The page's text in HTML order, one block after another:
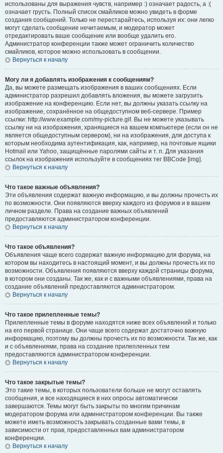
использованы для выражения чувств, например :) означает радость, а :(
означает грусть. Полный список смайликов можно увидеть в форме
создания сообщений. Только не перестарайтесь, используя их: они легко
могут сделать сообщение нечитаемым, и модератор может
отредактировать ваше сообщение или вообще удалить его.
Администратор конференции также может ограничить количество
смайликов, которое можно использовать в сообщении.
Вернуться к началу
Могу ли я добавлять изображения к сообщениям?
Да, вы можете размещать изображения в ваших сообщениях. Если
администратор разрешил добавлять вложения, вы можете загрузить
изображение на конференцию. Если нет, вы должны указать ссылку на
изображение, сохранённое на общедоступном веб-сервере. Пример
ссылки: http://www.example.com/my-picture.gif. Вы не можете указывать
ссылку ни на изображения, хранящиеся на вашем компьютере (если он не
является общедоступным сервером), ни на изображения, для доступа к
которым необходима аутентификация, как, например, на почтовые ящики
Hotmail или Yahoo, защищённые паролями сайты и т. п. Для указания
ссылок на изображения используйте в сообщениях тег BBCode [img].
Вернуться к началу
Что такое важные объявления?
Эти объявления содержат важную информацию, и вы должны прочесть их
по возможности. Они появляются вверху каждого из форумов и в вашем
личном разделе. Права на создание важных объявлений
предоставляются администратором конференции.
Вернуться к началу
Что такое объявления?
Объявления чаще всего содержат важную информацию для форума, на
котором вы находитесь в настоящий момент, и вы должны прочесть их по
возможности. Объявления появляются вверху каждой страницы форума,
в котором они созданы. Так же, как и с важными объявлениями, права на
создание объявлений предоставляются администратором.
Вернуться к началу
Что такое прилепленные темы?
Прилепленные темы в форуме находятся ниже всех объявлений и только
на его первой странице. Они чаще всего содержат достаточно важную
информацию, поэтому вы должны прочесть их по возможности. Так же, как
и с объявлениями, права на создание прилепленных тем
предоставляются администратором конференции.
Вернуться к началу
Что такое закрытые темы?
Это такие темы, в которых пользователи больше не могут оставлять
сообщения, и все находящиеся в них опросы автоматически
завершаются. Темы могут быть закрыты по многим причинам
модератором форума или администратором конференции. Вы также
можете иметь возможность закрывать созданные вами темы, в
зависимости от прав, предоставленных вам администратором
конференции.
Вернуться к началу